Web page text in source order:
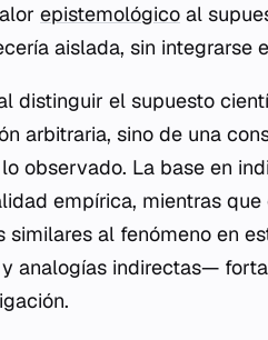
epistemológico al
aislada, sin integrarse
distinguir el supuesto
arbitraria, sino de una
observado. La base en
empírica, mientras
similares al fenómeno en
analogías indirectas—